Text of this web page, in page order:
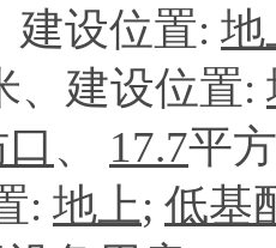
建设位置: 地
、建设位置:
、 17.7平
: 地上; 低基